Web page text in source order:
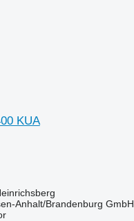
KUA
Anhalt/Brandenburg GmbH